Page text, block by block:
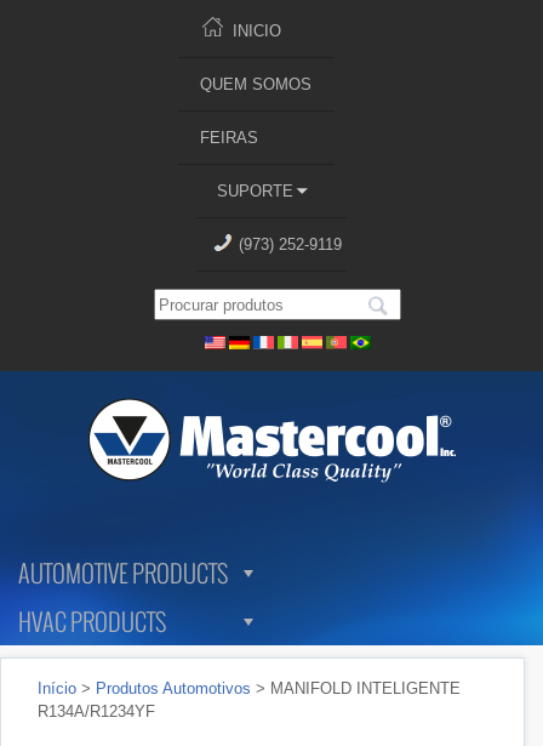
INICIO
QUEM SOMOS
FEIRAS
SUPORTE
(973) 252-9119
AUTOMOTIVE PRODUCTS
HVAC PRODUCTS
Início > Produtos Automotivos > MANIFOLD INTELIGENTE
R134A/R1234YF